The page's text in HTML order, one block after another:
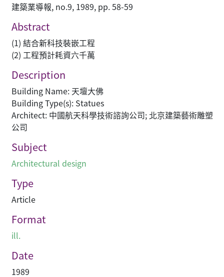
建築業導報, no.9, 1989, pp. 58-59
Abstract
(1) 結合新科技裝嵌工程
(2) 工程預計耗資六千萬
Description
Building Name: 天壇大佛
Building Type(s): Statues
Architect: 中國航天科學技術諮詢公司; 北京建築藝術雕塑
公司
Subject
Architectural design
Type
Article
Format
ill.
Date
1989